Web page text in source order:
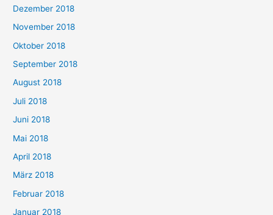
Dezember 2018
November 2018
Oktober 2018
September 2018
August 2018
Juli 2018
Juni 2018
Mai 2018
April 2018
März 2018
Februar 2018
Januar 2018